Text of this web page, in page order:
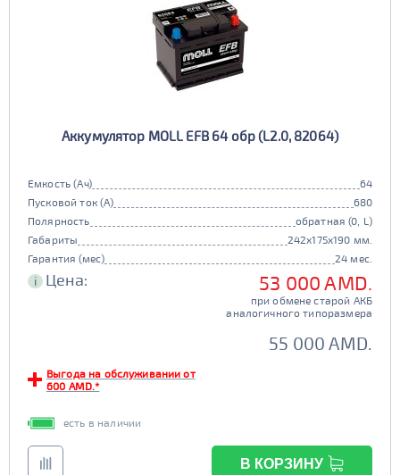
Аккумулятор MOLL EFB 64 обр (L2.0, 82064)
Емкость (Ач)
64
Пусковой ток (А)
680
Полярность
обратная (0, L)
Габариты
242x175x190 мм.
Гарантия (мес)
24 мес.
i Цена: 53 000 AMD.
при обмене старой АКБ
аналогичного типоразмера
55 000 AMD.
Выгода на обслуживании от
600 AMD.*
есть в наличии
В КОРЗИНУ